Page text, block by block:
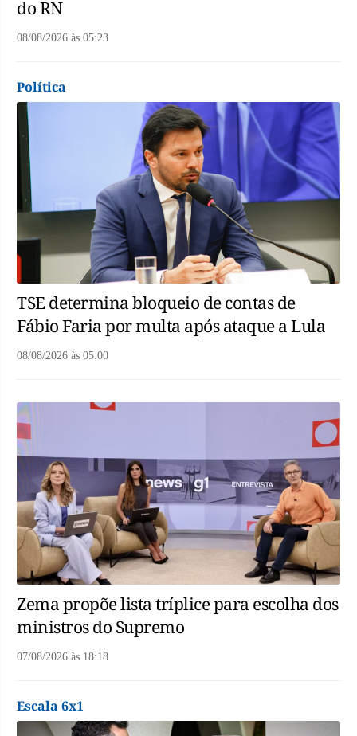
do RN
08/08/2026 às 05:23
Política
TSE determina bloqueio de contas de
Fábio Faria por multa após ataque a Lula
08/08/2026 às 05:00
Zema propõe lista tríplice para escolha dos
ministros do Supremo
07/08/2026 às 18:18
Escala 6x1